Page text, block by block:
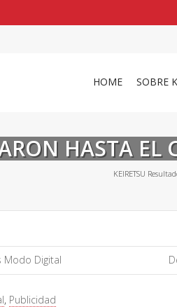
HOME SOBRE
HASTA EL
KEIRETSU
Modo Digital
, Publicidad